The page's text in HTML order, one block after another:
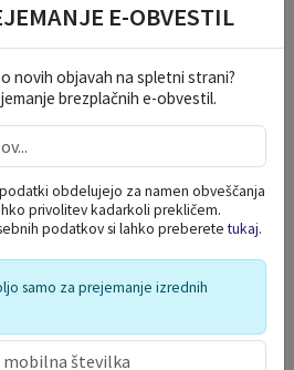
DOGODKOV
avgust 2026
če pe so ne
30 31 1
2
6 7 8
9
13 14 15
16
20 21 22
23
27 28 29
30
E-OBVESTIL
novih objavah na spletni strani?
brezplačnih e-obvestil.
obdelujejo za namen obveščanja
privolitev kadarkoli prekličem.
podatkov si lahko preberetetukaj.
samo za prejemanje izrednih